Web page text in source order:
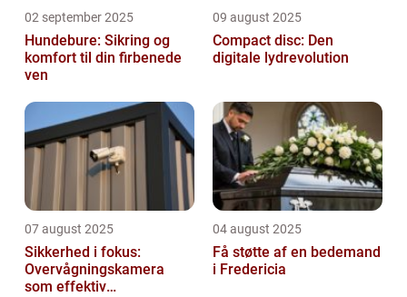
02 september 2025
Hundebure: Sikring og
komfort til din firbenede
ven
09 august 2025
Compact disc: Den
digitale lydrevolution
07 august 2025
Sikkerhed i fokus:
Overvågningskamera
som effektiv
04 august 2025
Få støtte af en bedemand
i Fredericia